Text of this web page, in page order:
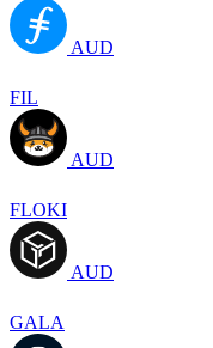
AUD
FIL
AUD
FLOKI
AUD
GALA